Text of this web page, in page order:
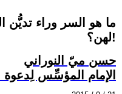
ما هو السر وراء تديُّن
لهن؟!
حسن ميّ النوراني
الإمام المؤسِّس لِدعوة